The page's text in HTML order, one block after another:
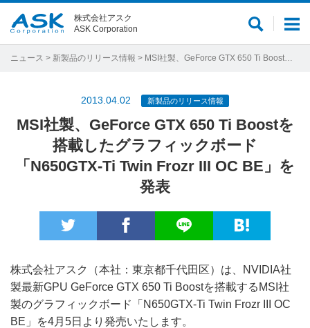
メ
ュ
サ
ト
株式会社アスク
ASK Corporation
ニュース > 新製品のリリース情報 > MSI社製、GeForce GTX 650 Ti Boostを搭載したグラフィックボード「N650GTX-Ti Twin Frozr III OC BE」を発表
2013.04.02 新製品のリリース情報
MSI社製、GeForce GTX 650 Ti Boostを
搭載したグラフィックボード
「N650GTX-Ti Twin Frozr III OC BE」を
発表
株式会社アスク（本社：東京都千代田区）は、NVIDIA社
製最新GPU GeForce GTX 650 Ti Boostを搭載するMSI社
製のグラフィックボード「N650GTX-Ti Twin Frozr III OC
BE」を4月5日より発売いたします。